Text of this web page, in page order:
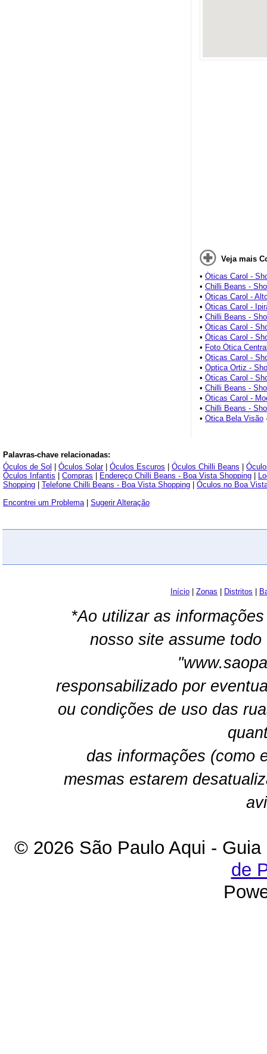
Veja mais
• Óticas Carol -
• Chilli Beans -
• Óticas Carol -
• Óticas Carol -
• Chilli Beans -
• Óticas Carol -
• Óticas Carol -
• Foto Ótica
• Óticas Carol -
• Óptica Ortiz -
• Óticas Carol -
• Chilli Beans -
• Óticas Carol -
• Chilli Beans -
• Ótica Bela Visão
Palavras-chave relacionadas:
Óculos de Sol
Óculos Solar| Óculos Escuros Óculos Chilli Beans
Óculos Infantis
Compras Endereço Chilli Beans - Boa Vista Shopping
Shopping
Telefone Chilli Beans - Boa Vista Shopping
Óculos no Boa
Encontrei um Problema| Sugerir Alteração
Início Zonas Distritos
*Ao utilizar as
nosso site assume
responsabilizado por
ou condições de uso das
das informações (como
mesmas estarem
© 2026 São Paulo Aqui -
de